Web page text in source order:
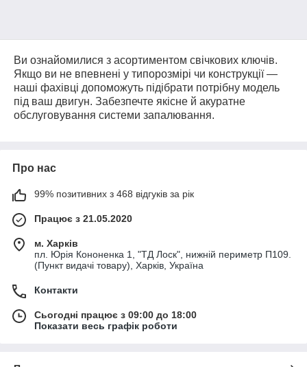
Ви ознайомилися з асортиментом свічкових ключів.
Якщо ви не впевнені у типорозмірі чи конструкції —
наші фахівці допоможуть підібрати потрібну модель
під ваш двигун. Забезпечте якісне й акуратне
обслуговування системи запалювання.
Про нас
99% позитивних з 468 відгуків за рік
Працює з 21.05.2020
м. Харків
пл. Юрія Кононенка 1, "ТД Лоск", нижній периметр П109.
(Пункт видачі товару), Харків, Україна
Контакти
Сьогодні працює з 09:00 до 18:00
Показати весь графік роботи